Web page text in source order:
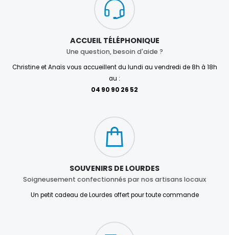
ACCUEIL TÉLÉPHONIQUE
Une question, besoin d'aide ?
Christine et Anaïs vous accueillent du lundi au vendredi de 8h à 18h
au :
04 90 90 26 52
SOUVENIRS DE LOURDES
Soigneusement confectionnés par nos artisans locaux
Un petit cadeau de Lourdes offert pour toute commande